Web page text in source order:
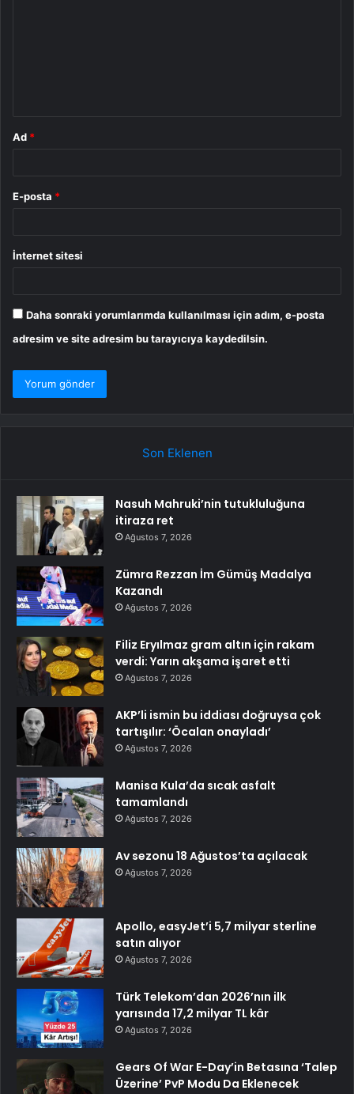
Ad *
E-posta *
İnternet sitesi
Daha sonraki yorumlarımda kullanılması için adım, e-posta
adresim ve site adresim bu tarayıcıya kaydedilsin.
Son Eklenen
Nasuh Mahruki’nin tutukluluğuna
itiraza ret
Ağustos 7, 2026
Zümra Rezzan İm Gümüş Madalya
Kazandı
Ağustos 7, 2026
Filiz Eryılmaz gram altın için rakam
verdi: Yarın akşama işaret etti
Ağustos 7, 2026
AKP’li ismin bu iddiası doğruysa çok
tartışılır: ‘Öcalan onayladı’
Ağustos 7, 2026
Manisa Kula’da sıcak asfalt
tamamlandı
Ağustos 7, 2026
Av sezonu 18 Ağustos’ta açılacak
Ağustos 7, 2026
Apollo, easyJet’i 5,7 milyar sterline
satın alıyor
Ağustos 7, 2026
Türk Telekom’dan 2026’nın ilk
yarısında 17,2 milyar TL kâr
Ağustos 7, 2026
Gears Of War E-Day’in Betasına ‘Talep
Üzerine’ PvP Modu Da Eklenecek